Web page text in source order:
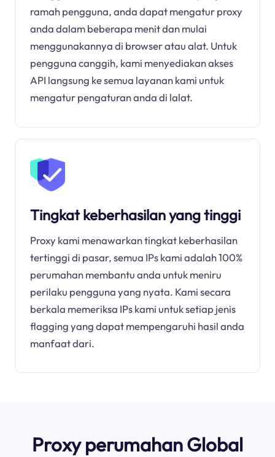
ramah pengguna, anda dapat mengatur proxy
anda dalam beberapa menit dan mulai
menggunakannya di browser atau alat. Untuk
pengguna canggih, kami menyediakan akses
API langsung ke semua layanan kami untuk
mengatur pengaturan anda di lalat.
Tingkat keberhasilan yang tinggi
Proxy kami menawarkan tingkat keberhasilan
tertinggi di pasar, semua IPs kami adalah 100%
perumahan membantu anda untuk meniru
perilaku pengguna yang nyata. Kami secara
berkala memeriksa IPs kami untuk setiap jenis
flagging yang dapat mempengaruhi hasil anda
manfaat dari.
Proxy perumahan Global